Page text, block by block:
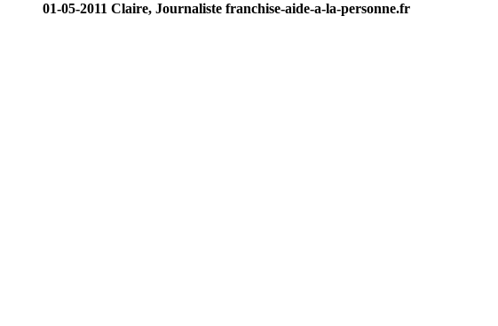
01-05-2011 Claire, Journaliste franchise-aide-a-la-personne.fr